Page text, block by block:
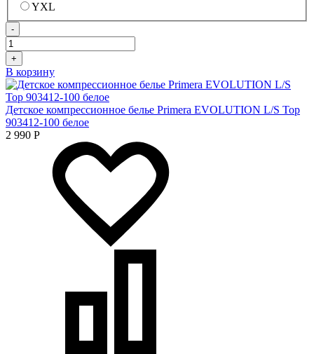
YXL
-
+
В корзину
Детское компрессионное белье Primera EVOLUTION L/S Top
903412-100 белое
2 990 Р